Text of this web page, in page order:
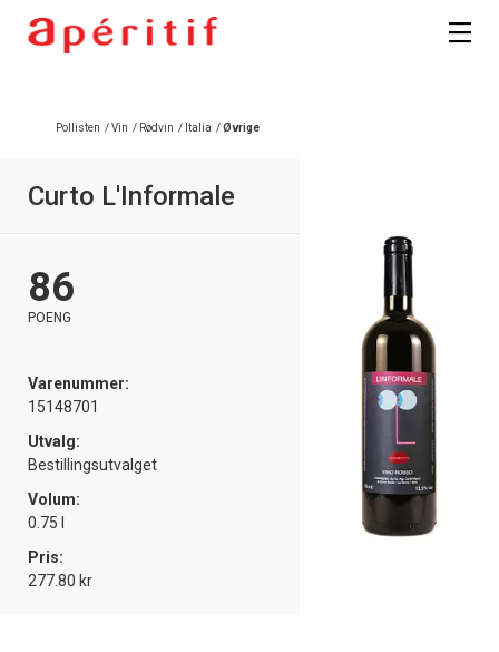
Pollisten /Vin / Rødvin / Italia /Øvrige
Curto L'Informale
86
POENG
Varenummer:
15148701
Utvalg:
Bestillingsutvalget
Volum:
0.75 l
Pris:
277.80 kr